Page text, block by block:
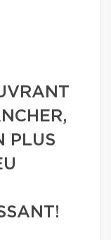
PLUS